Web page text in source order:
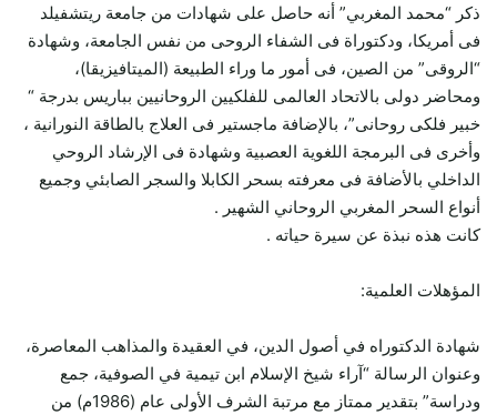
ذكر “محمد المغربي” أنه حاصل على شهادات من جامعة ريتشفيلد
فى أمريكا، ودكتوراة فى الشفاء الروحى من نفس الجامعة، وشهادة
“الروقى” من الصين، فى أمور ما وراء الطبيعة (الميتافيزيقا)،
ومحاضر دولى بالاتحاد العالمى للفلكيين الروحانيين بباريس بدرجة “
خبير فلكى روحانى”، بالإضافة ماجستير فى العلاج بالطاقة النورانية ،
وأخرى فى البرمجة اللغوية العصبية وشهادة فى الإرشاد الروحي
الداخلي بالأضافة فى معرفته بسحر الكابلا والسجر الصابئي وجميع
أنواع السحر المغربي الروحاني الشهير .
كانت هذه نبذة عن سيرة حياته .
المؤهلات العلمية:
شهادة الدكتوراه في أصول الدين، في العقيدة والمذاهب المعاصرة،
وعنوان الرسالة “آراء شيخ الإسلام ابن تيمية في الصوفية، جمع
ودراسة” بتقدير ممتاز مع مرتبة الشرف الأولى عام (1986م) من